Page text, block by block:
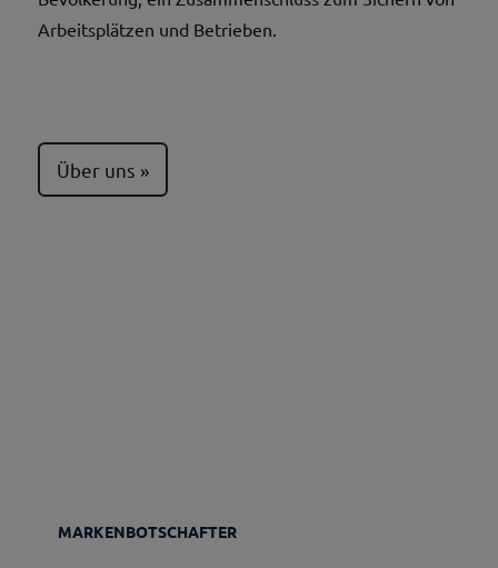
Arbeitsplätzen und Betrieben.
Über uns
MARKENBOTSCHAFTER